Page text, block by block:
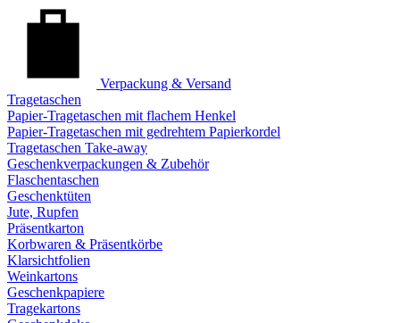
Verpackung & Versand
Tragetaschen
Papier-Tragetaschen mit flachem Henkel
Papier-Tragetaschen mit gedrehtem Papierkordel
Tragetaschen Take-away
Geschenkverpackungen & Zubehör
Flaschentaschen
Geschenktüten
Jute, Rupfen
Präsentkarton
Korbwaren & Präsentkörbe
Klarsichtfolien
Weinkartons
Geschenkpapiere
Tragekartons